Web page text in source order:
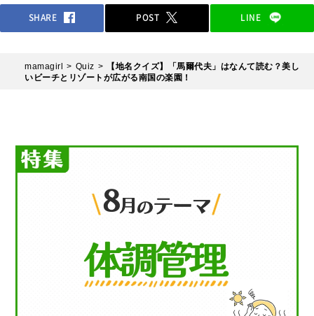
SHARE POST LINE
mamagirl Quiz
【地名クイズ】「馬爾代夫」はなんて読む？美し
いビーチとリゾートが広がる南国の楽園！